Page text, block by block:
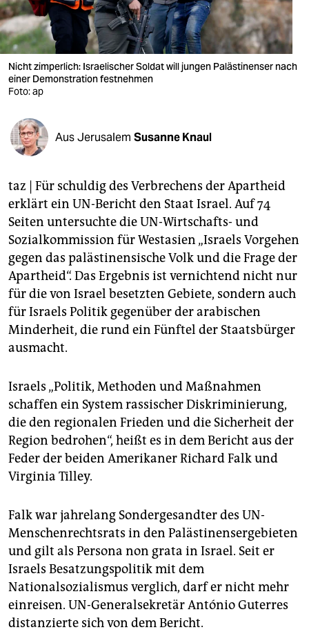
wahrheit
verlag
verlag
shop
fragen & hilfe
unterstützen
abo
genossenschaft
epaper login
Nicht zimperlich: Israelischer Soldat will jungen Palästinenser nach
einer Demonstration festnehmen
Foto: ap
Aus Jerusalem Susanne Knaul
taz | Für schuldig des Verbrechens der Apartheid
erklärt ein UN-Bericht den Staat Israel. Auf 74
Seiten untersuchte die UN-Wirtschafts- und
Sozialkommission für Westasien „Israels Vorgehen
gegen das palästinensische Volk und die Frage der
Apartheid“. Das Ergebnis ist vernichtend nicht nur
für die von Israel besetzten Gebiete, sondern auch
für Israels Politik gegenüber der arabischen
Minderheit, die rund ein Fünftel der Staatsbürger
ausmacht.
Israels „Politik, Methoden und Maßnahmen
schaffen ein System rassischer Diskriminierung,
die den regionalen Frieden und die Sicherheit der
Region bedrohen“, heißt es in dem Bericht aus der
Feder der beiden Amerikaner Richard Falk und
Virginia Tilley.
Falk war jahrelang Sondergesandter des UN-
Menschenrechtsrats in den Palästinensergebieten
und gilt als Persona non grata in Israel. Seit er
Israels Besatzungspolitik mit dem
Nationalsozialismus verglich, darf er nicht mehr
einreisen. UN-Generalsekretär António Guterres
distanzierte sich von dem Bericht.